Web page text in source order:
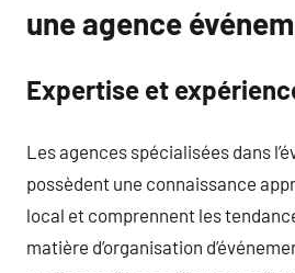
une agence
Expertise et
Les agences spécialisées dans
possèdent une connaissance
local et comprennent les
matière d’organisation